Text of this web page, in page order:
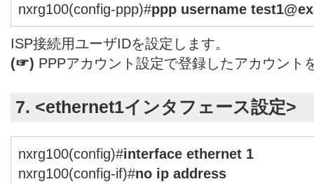
nxrg100(config-ppp)#ppp username
ISP接続用ユーザIDを設定します。
(☞) PPPアカウント設定で登録したアカウント
7. <ethernet1インタフェース設定>
nxrg100(config)#interface ethernet 1
nxrg100(config-if)#no ip address